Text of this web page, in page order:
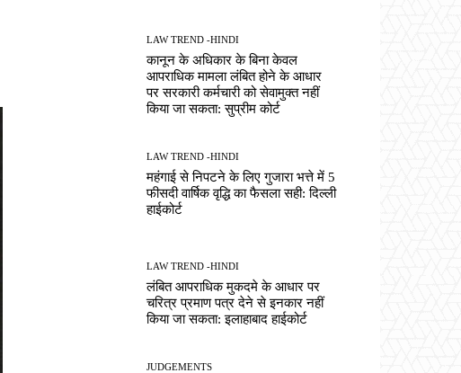
LAW TREND -HINDI
कानून के अधिकार के बिना केवल
आपराधिक मामला लंबित होने के आधार
पर सरकारी कर्मचारी को सेवामुक्त नहीं
किया जा सकता: सुप्रीम कोर्ट
LAW TREND -HINDI
महंगाई से निपटने के लिए गुजारा भत्ते में 5
फीसदी वार्षिक वृद्धि का फैसला सही: दिल्ली
हाईकोर्ट
LAW TREND -HINDI
लंबित आपराधिक मुकदमे के आधार पर
चरित्र प्रमाण पत्र देने से इनकार नहीं
किया जा सकता: इलाहाबाद हाईकोर्ट
JUDGEMENTS